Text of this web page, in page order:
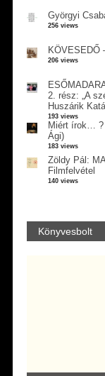
Györgyi
256 views
KÖVESEDŐ
206 views
2. rész: „A
Huszárik
193 views
Miért írok… ?
Ági)
183 views
Zöldy Pál:
Filmfelvétel
140 views
Könyvesbolt